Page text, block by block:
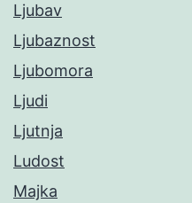
Ljubav
Ljubaznost
Ljubomora
Ljudi
Ljutnja
Ludost
Majka